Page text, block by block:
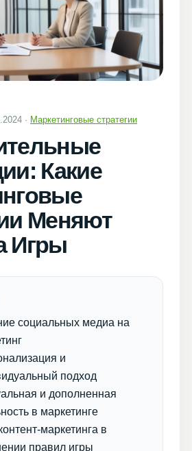
· Маркетинговые стратегии
Какие
Меняют
Игры
социальных медиа на
и
подход
и дополненная
в маркетинге
маркетинга в
правил игры